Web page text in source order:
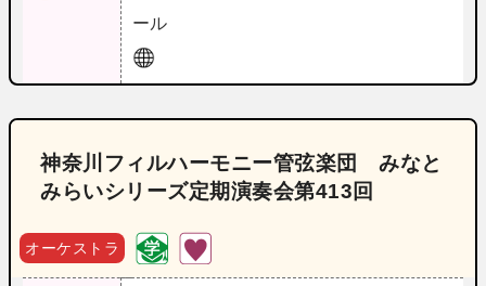
ール
神奈川フィルハーモニー管弦楽団 みなと
みらいシリーズ定期演奏会第413回
オーケストラ